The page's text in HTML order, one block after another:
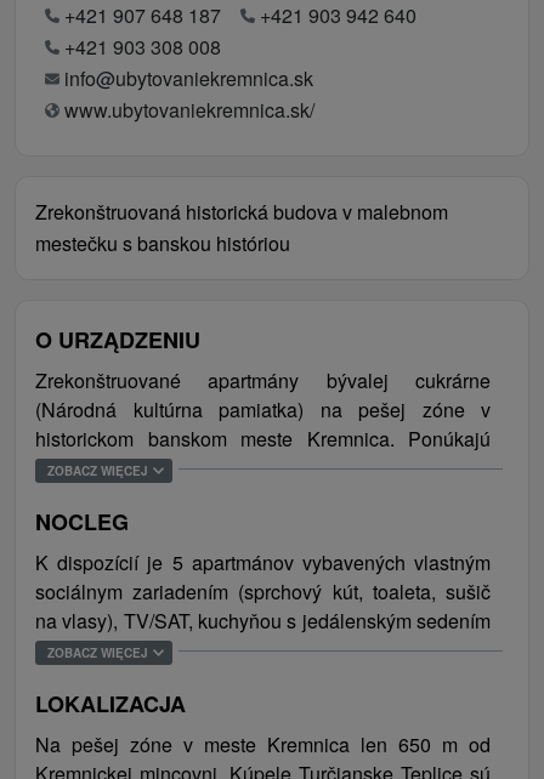
+421 907 648 187
+421 903 942 640
+421 903 308 008
info@ubytovaniekremnica.sk
www.ubytovaniekremnica.sk/
Zrekonštruovaná historická budova v malebnom
mestečku s banskou históriou
O URZĄDZENIU
Zrekonštruované apartmány bývalej cukrárne
(Národná kultúrna pamiatka) na pešej zóne v
historickom banskom meste Kremnica. Ponúkajú
komfortné, moderné a veľkoryso riešené ubytovanie,
regeneráciu a načerpanie energie. Pohľad z okien
poskytuje krásny výhľad na mestskú bránu s
historickým podhradím a pešou zónou. Hostia
Barbakanu majú možnosť posedieť si na letnej terase
na najvyššom poschodí budovy s krásnym výhľadom
na prírodu Kremnických vrchov a mesta, alebo aj v
prízemných priestoroch, v kaviarni Malinová pani,
slaných raňajok priamo na apartmán alebo v
ZOBACZ WIĘCEJ
NOCLEG
K dispozícií je 5 apartmánov vybavených vlastným
sociálnym zariadením (sprchový kút, toaleta, sušič
na vlasy), TV/SAT, kuchyňou s jedálenským sedením
a WiFi. Niektoré disponujú aj obývacou miestnosťou
(vrátane prísteliek).
ZOBACZ WIĘCEJ
LOKALIZACJA
Na pešej zóne v meste Kremnica len 650 m od